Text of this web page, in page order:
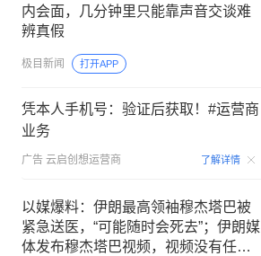
内会面，几分钟里只能靠声音交谈难
辨真假
极目新闻 打开APP
凭本人手机号：验证后获取！#运营商
业务
广告 云启创想运营商 了解详情
以媒爆料：伊朗最高领袖穆杰塔巴被
紧急送医，“可能随时会死去”；伊朗媒
体发布穆杰塔巴视频，视频没有任何